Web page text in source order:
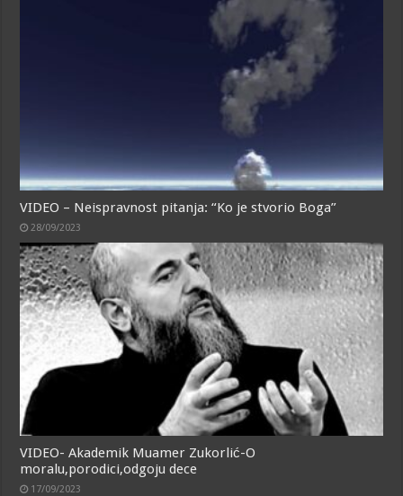
VIDEO – Neispravnost pitanja: “Ko je stvorio Boga”
28/09/2023
VIDEO- Akademik Muamer Zukorlić-O
moralu,porodici,odgoju dece
17/09/2023